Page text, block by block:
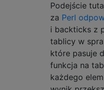
Podejście
za Perl
i backticks z
tablicy w
które pasuje
funkcja na
każdego